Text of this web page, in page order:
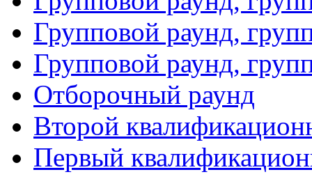
Групповой раунд,
Групповой раунд,
Отборочный раунд
Второй
Первый